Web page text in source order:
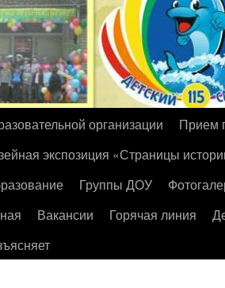
организации
Прием
экспозиция «Страницы
Группы ДОУ
Вакансии Горячая линия